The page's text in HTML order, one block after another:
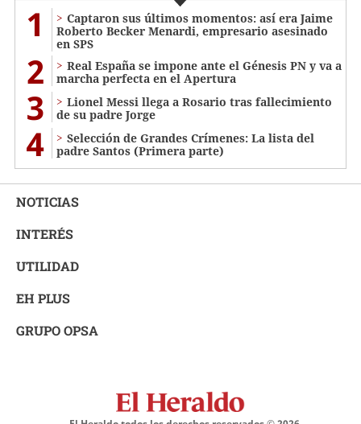
1
Captaron sus últimos momentos: así era Jaime
Roberto Becker Menardi​​​, empresario asesinado
en SPS
2
Real España se impone ante el Génesis PN y va a
marcha perfecta en el Apertura
3
Lionel Messi llega a Rosario tras fallecimiento
de su padre Jorge
4
Selección de Grandes Crímenes: La lista del
padre Santos (Primera parte)
NOTICIAS
INTERÉS
UTILIDAD
EH PLUS
GRUPO OPSA